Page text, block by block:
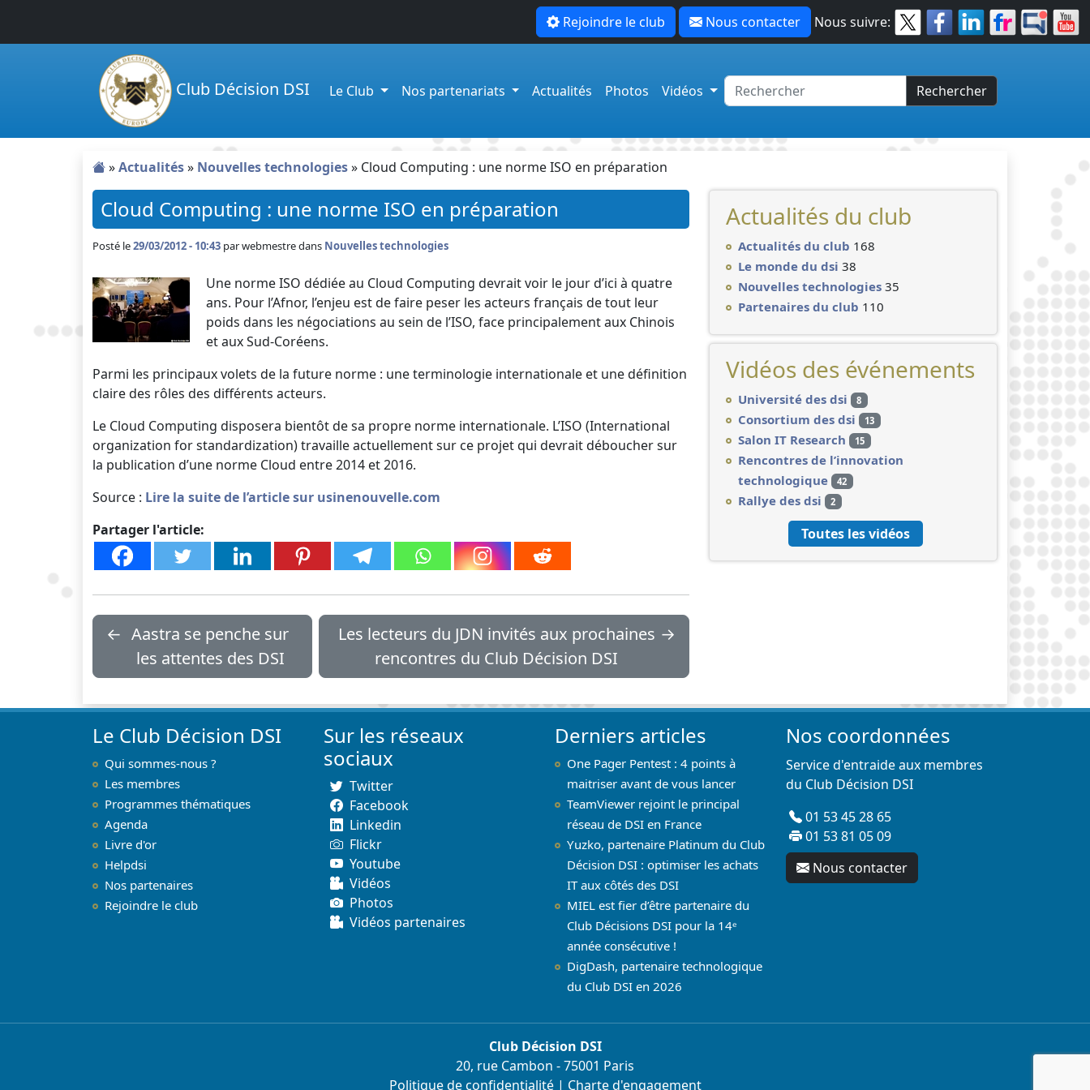
Rejoindre le club Nous contacter Nous suivre:
Club Décision DSI Le Club Nos partenariats Actualités Photos Vidéos Rechercher
»Actualités» Nouvelles technologies» Cloud Computing : une norme ISO en préparation
Cloud Computing : une norme ISO en préparation
Posté le29/03/2012 - 10:43 parwebmestre dans Nouvelles technologies
Une norme ISO dédiée au Cloud Computing devrait voir le jour d’ici à quatre
ans. Pour l’Afnor, l’enjeu est de faire peser les acteurs français de tout leur
poids dans les négociations au sein de l’ISO, face principalement aux Chinois
et aux Sud-Coréens.
Parmi les principaux volets de la future norme : une terminologie internationale et une définition
claire des rôles des différents acteurs.
Le Cloud Computing disposera bientôt de sa propre norme internationale. L’ISO (International
organization for standardization) travaille actuellement sur ce projet qui devrait déboucher sur
la publication d’une norme Cloud entre 2014 et 2016.
Source : Lire la suite de l’article sur usinenouvelle.com
Partager l'article:
← Aastra se penche sur
les attentes des DSI
Les lecteurs du JDN invités aux prochaines
rencontres du Club Décision DSI
→
Actualités du club
Actualités du club 168
Le monde du dsi 38
Nouvelles technologies 35
Partenaires du club 110
Vidéos des événements
Université des dsi 8
Consortium des dsi 13
Salon IT Research 15
Rencontres de l’innovation
technologique
42
Rallye des dsi 2
Toutes les vidéos
Le Club Décision DSI
Qui sommes-nous ?
Les membres
Programmes thématiques
Agenda
Livre d'or
Helpdsi
Nos partenaires
Rejoindre le club
Sur les réseaux
sociaux
Twitter
Facebook
Linkedin
Flickr
Youtube
Vidéos
Photos
Vidéos partenaires
Derniers articles
One Pager Pentest : 4 points à
maitriser avant de vous lancer
TeamViewer rejoint le principal
réseau de DSI en France
Yuzko, partenaire Platinum du Club
Décision DSI : optimiser les achats
IT aux côtés des DSI
MIEL est fier d’être partenaire du
Club Décisions DSI pour la 14ᵉ
année consécutive !
DigDash, partenaire technologique
du Club DSI en 2026
Nos coordonnées
Service d'entraide aux membres
du Club Décision DSI
01 53 45 28 65
01 53 81 05 09
Nous contacter
Club Décision DSI
20, rue Cambon - 75001 Paris
Politique de confidentialité| Charte d'engagement